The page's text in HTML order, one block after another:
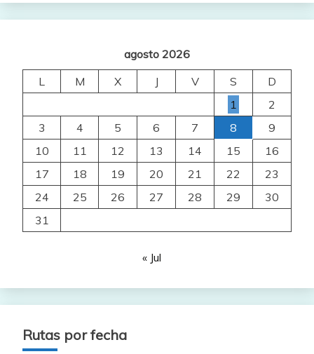
agosto 2026
L
M X J V S
D
1
2
3
4 5 6 7 8
9
10
11 12 13 14 15
16
17
18 19 20 21 22
23
24
25 26 27 28 29
30
31
« Jul
Rutas por fecha